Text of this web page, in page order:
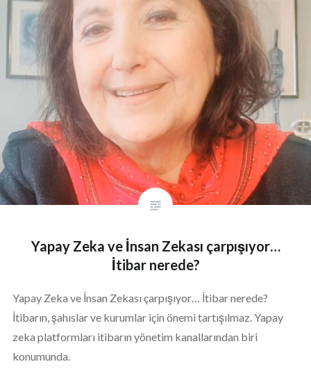
Yapay Zeka ve İnsan Zekası çarpışıyor…
İtibar nerede?
Yapay Zeka ve İnsan Zekası çarpışıyor… İtibar nerede?
İtibarın, şahıslar ve kurumlar için önemi tartışılmaz. Yapay
zeka platformları itibarın yönetim kanallarından biri
konumunda.